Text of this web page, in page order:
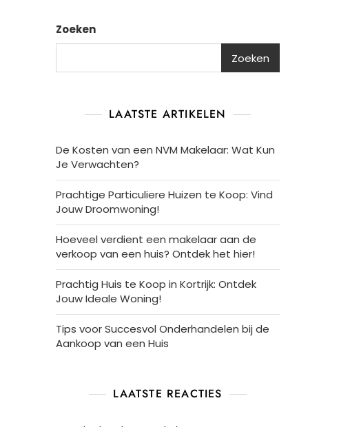
Zoeken
Zoeken
LAATSTE ARTIKELEN
De Kosten van een NVM Makelaar: Wat Kun
Je Verwachten?
Prachtige Particuliere Huizen te Koop: Vind
Jouw Droomwoning!
Hoeveel verdient een makelaar aan de
verkoop van een huis? Ontdek het hier!
Prachtig Huis te Koop in Kortrijk: Ontdek
Jouw Ideale Woning!
Tips voor Succesvol Onderhandelen bij de
Aankoop van een Huis
LAATSTE REACTIES